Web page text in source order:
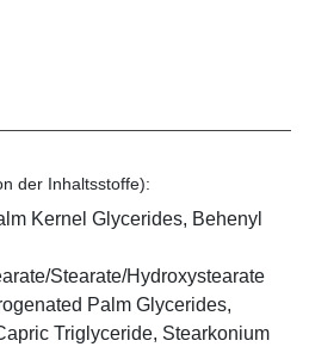
der Inhaltsstoffe):
Kernel Glycerides, Behenyl
Stearate/Hydroxystearate
Palm Glycerides,
Triglyceride, Stearkonium